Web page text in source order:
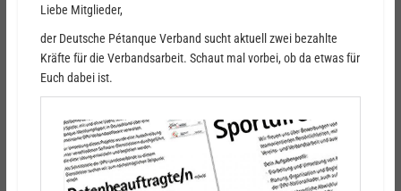
Liebe Mitglieder,
der Deutsche Pétanque Verband sucht aktuell zwei bezahlte
Kräfte für die Verbandsarbeit. Schaut mal vorbei, ob da etwas für
Euch dabei ist.